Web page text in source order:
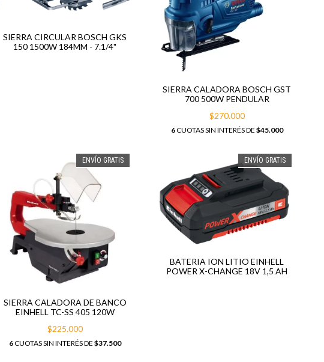
SIERRA CIRCULAR BOSCH GKS
150 1500W 184MM - 7.1/4"
SIERRA CALADORA BOSCH GST
700 500W PENDULAR
$270.000
6CUOTAS SIN INTERÉS DE $45.000
ENVÍO GRATIS
SIERRA CALADORA DE BANCO
EINHELL TC-SS 405 120W
$225.000
6CUOTAS SIN INTERÉS DE $37.500
ENVÍO GRATIS
BATERIA ION LITIO EINHELL
POWER X-CHANGE 18V 1,5 AH